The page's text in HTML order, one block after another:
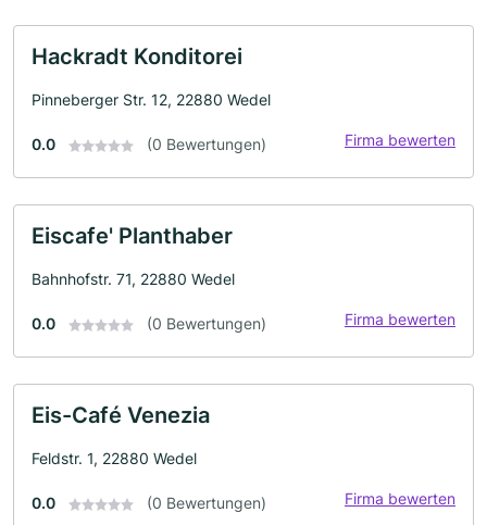
Hackradt Konditorei
Pinneberger Str. 12, 22880 Wedel
0.0 (0 Bewertungen) Firma bewerten
Eiscafe' Planthaber
Bahnhofstr. 71, 22880 Wedel
0.0 (0 Bewertungen) Firma bewerten
Eis-Café Venezia
Feldstr. 1, 22880 Wedel
0.0 (0 Bewertungen) Firma bewerten